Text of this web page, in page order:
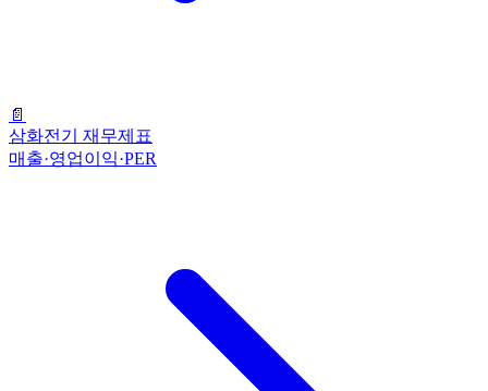
📄
삼화전기 재무제표
매출·영업이익·PER